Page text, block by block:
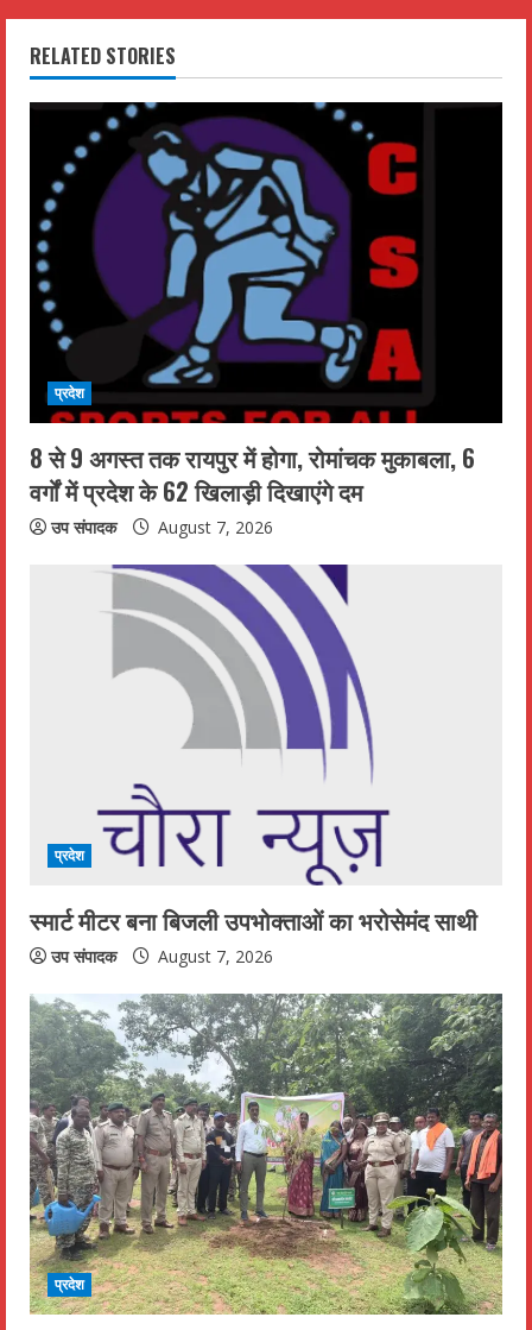
i
n
R
e
i
n
g
RELATED STORIES
प्रदेश
8 से 9 अगस्त तक रायपुर में होगा, रोमांचक मुकाबला, 6
वर्गों में प्रदेश के 62 खिलाड़ी दिखाएंगे दम
उप संपादक August 7, 2026
प्रदेश
स्मार्ट मीटर बना बिजली उपभोक्ताओं का भरोसेमंद साथी
उप संपादक August 7, 2026
प्रदेश